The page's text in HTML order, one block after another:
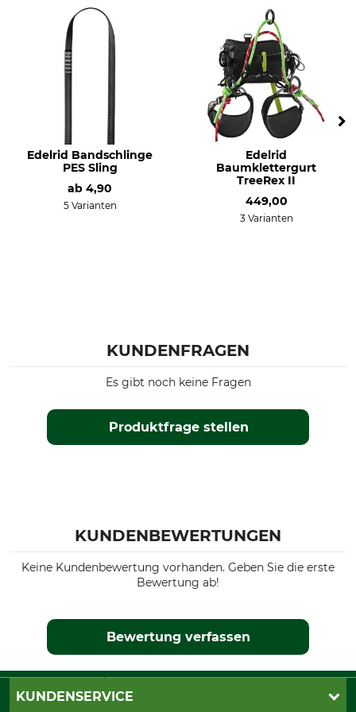
Edelrid Bandschlinge
PES Sling
ab 4,90
5 Varianten
Edelrid
Baumklettergurt
TreeRex II
449,00
3 Varianten
KUNDENFRAGEN
Produktfrage stellen
Es gibt noch keine Fragen
KUNDENBEWERTUNGEN
Keine Kundenbewertung vorhanden. Geben Sie die erste
Bewertung ab!
Bewertung verfassen
KUNDENSERVICE